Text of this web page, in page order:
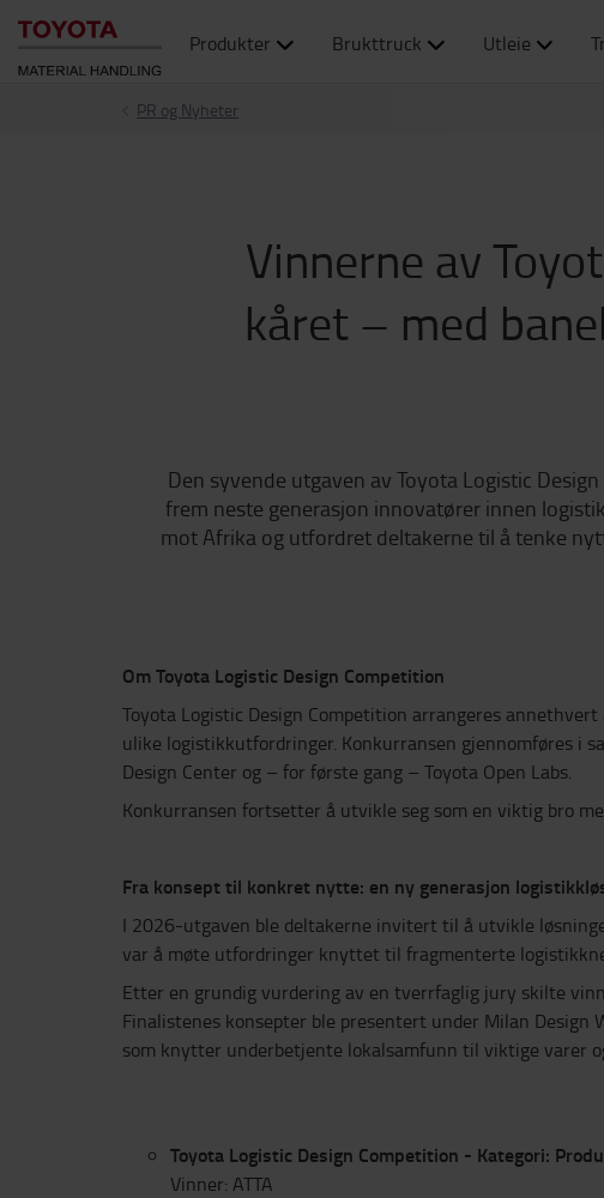
Produkter Brukttruck Utleie
PR og Nyheter
Vinnerne av
kåret – med
Den syvende utgaven av Toyota Logistic
frem neste generasjon innovatører innen
mot Afrika og utfordret deltakerne til å tenke
Om Toyota Logistic Design Competition
Toyota Logistic Design Competition arrangeres
ulike logistikkutfordringer. Konkurransen gjennomføres i
Design Center og – for første gang – Toyota Open Labs.
Konkurransen fortsetter å utvikle seg som en viktig bro
Fra konsept til konkret nytte: en ny generasjon
I 2026-utgaven ble deltakerne invitert til å utvikle
var å møte utfordringer knyttet til fragmenterte
Etter en grundig vurdering av en tverrfaglig jury skilte
Finalistenes konsepter ble presentert under Milan
som knytter underbetjente lokalsamfunn til viktige varer
Toyota Logistic Design Competition - Kategori:
Vinner: ATTA